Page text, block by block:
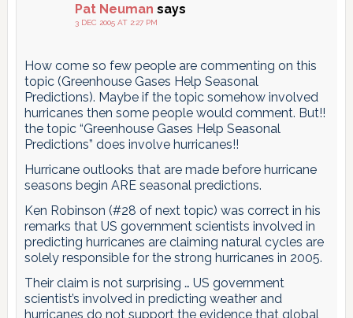
Pat Neuman says
3 DEC 2005 AT 2:27 PM
How come so few people are commenting on this
topic (Greenhouse Gases Help Seasonal
Predictions). Maybe if the topic somehow involved
hurricanes then some people would comment. But!!
the topic “Greenhouse Gases Help Seasonal
Predictions” does involve hurricanes!!
Hurricane outlooks that are made before hurricane
seasons begin ARE seasonal predictions.
Ken Robinson (#28 of next topic) was correct in his
remarks that US government scientists involved in
predicting hurricanes are claiming natural cycles are
solely responsible for the strong hurricanes in 2005.
Their claim is not surprising … US government
scientist’s involved in predicting weather and
hurricanes do not support the evidence that global